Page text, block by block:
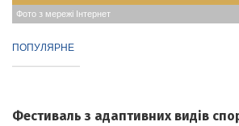
Фото з мережі Інтернет
ПОПУЛЯРНЕ
Фестиваль з адаптивних видів